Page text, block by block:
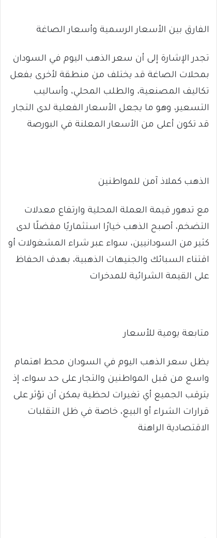
الفارق بين الأسعار الرسمية وأسعار الصاغة
تجدر الإشارة إلى أن سعر الذهب اليوم في السودان
بمحلات الصاغة قد يختلف من منطقة لأخرى بفعل
تكاليف المصنعية، والطلب المحلي، وأساليب
التسعير، وهو ما يجعل الأسعار الفعلية لدى التجار
قد تكون أعلى من الأسعار المعلنة في البورصة
الذهب كملاذ آمن للمواطنين
مع تدهور قيمة العملة المحلية وارتفاع معدلات
التضخم، أصبح الذهب خيارًا استثماريًا مفضلًا لدى
كثير من السودانيين، سواء عبر شراء المشغولات أو
اقتناء السبائك والجنيهات الذهبية، بهدف الحفاظ
على القيمة الشرائية للمدخرات
متابعة يومية للأسعار
يظل سعر الذهب اليوم في السودان محط اهتمام
واسع من قبل المواطنين والتجار على حد سواء، إذ
يترقب الجميع أي تغيرات لحظية يمكن أن تؤثر على
قرارات الشراء أو البيع، خاصة في ظل التقلبات
الاقتصادية الراهنة